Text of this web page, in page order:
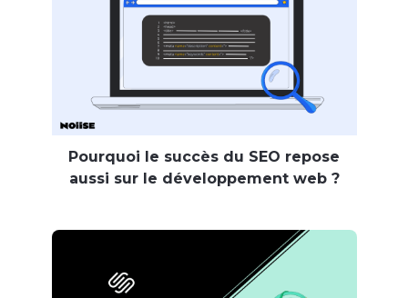
Pourquoi le succès du SEO repose
aussi sur le développement web ?